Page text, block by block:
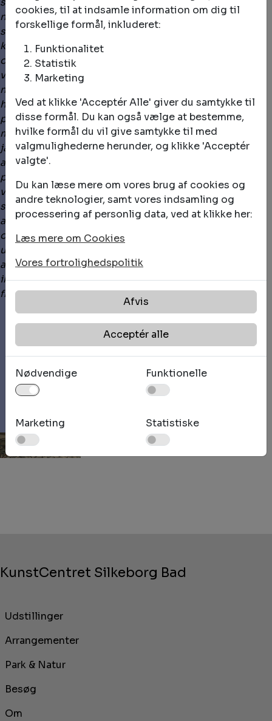
naturen er sublim på alle måder. Hun anvender
styrken i det antydede, men begrænset brug af
konkrete billeder, stoler i stedet på farve, tekstur
og lys som henvisninger til naturfænomener som
vand, vind, strøm og bølge. Dette samler hun i
næsten skulpturelle installationer af værker som er
hverken tegninger eller tryk, men en brug af
papiret hvor dette er både medium og
malegrund. Hvor Joan Hall på sin vis er påvirket af
japanske teknikker til fremstilling af en bred vifte
af raffineret florlet papir, fremstiller hun sine egne
papirflader af pulp fra natur fibre. Hun tilføjer farve
ved at indfarvning og bruger akryl til at skabe en
skiftende fornemmelse af transparens [..] Hendes
arbejder af mange lag associerer til havets dybder,
opmunter og slører indblikket i mysterier
underneden. Hun afviser enhver traditionel
anvendelse af perspektiv, ligesom vandet I sig selv
ikke rummer klare signaler om navigation, bortset
fra den uendelige horisontlinje.”
KunstCentret Silkeborg Bad
Udstillinger
Arrangementer
Park & Natur
Besøg
Om
cookies, til at indsamle information om dig til
forskellige formål, inkluderet:
Funktionalitet
Statistik
Marketing
Ved at klikke 'Acceptér Alle' giver du samtykke til
disse formål. Du kan også vælge at bestemme,
hvilke formål du vil give samtykke til med
valgmulighederne herunder, og klikke 'Acceptér
valgte'.
Du kan læse mere om vores brug af cookies og
andre teknologier, samt vores indsamling og
processering af personlig data, ved at klikke her:
Læs mere om Cookies
Vores fortrolighedspolitik
Afvis
Acceptér alle
Nødvendige Funktionelle
Marketing Statistiske